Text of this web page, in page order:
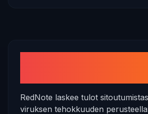
RedNote laskee tulot
viruksen tehokkuuden